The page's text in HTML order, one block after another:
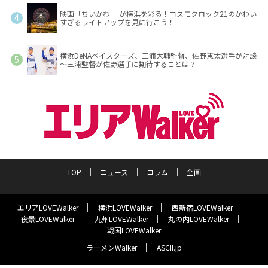
映画「ちいかわ 」が横浜を彩る！コスモクロック21のかわい
すぎるライトアップを見に行こう！
横浜DeNAベイスターズ、三浦大輔監督、佐野恵太選手が対談
～三浦監督が佐野選手に期待することは？
TOP ニュース コラム 企画
エリアLOVEWalker 横浜LOVEWalker
西新宿LOVEWalker
夜景LOVEWalker
九州LOVEWalker
丸の内LOVEWalker
戦国LOVEWalker
ラーメンWalker
ASCII.jp